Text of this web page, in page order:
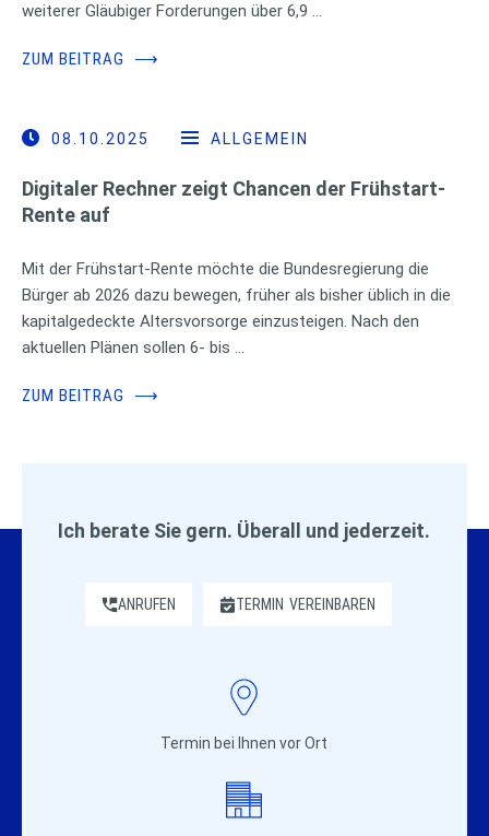
weiterer Gläubiger Forderungen über 6,9 …
ZUM BEITRAG ⟶
08.10.2025 ALLGEMEIN
Digitaler Rechner zeigt Chancen der Frühstart-
Rente auf
Mit der Frühstart-Rente möchte die Bundesregierung die
Bürger ab 2026 dazu bewegen, früher als bisher üblich in die
kapitalgedeckte Altersvorsorge einzusteigen. Nach den
aktuellen Plänen sollen 6- bis …
ZUM BEITRAG ⟶
Ich berate Sie gern. Überall und jederzeit.
ANRUFEN TERMIN VEREINBAREN
Termin bei Ihnen vor Ort